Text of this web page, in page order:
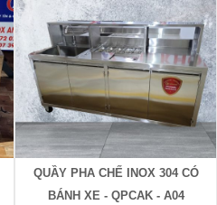
QUẦY PHA CHẾ INOX 304 CÓ
BÁNH XE - QPCAK - A04